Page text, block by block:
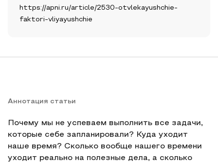
https://apni.ru/article/2530-otvlekayushchie-
faktori-vliyayushchie
Аннотация статьи
Почему мы не успеваем выполнить все задачи,
которые себе запланировали? Куда уходит
наше время? Сколько вообще нашего времени
уходит реально на полезные дела, а сколько